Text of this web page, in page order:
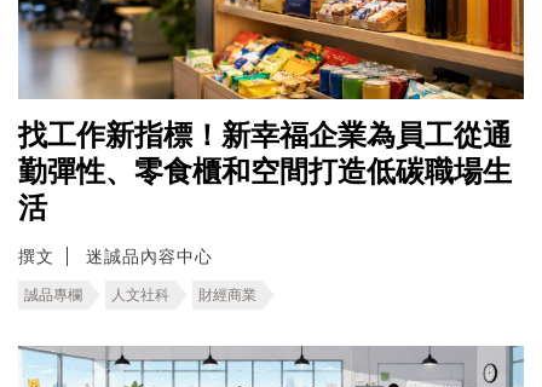
找工作新指標！新幸福企業為員工從通
勤彈性、零食櫃和空間打造低碳職場生
活
撰文 迷誠品內容中心
誠品專欄 人文社科 財經商業